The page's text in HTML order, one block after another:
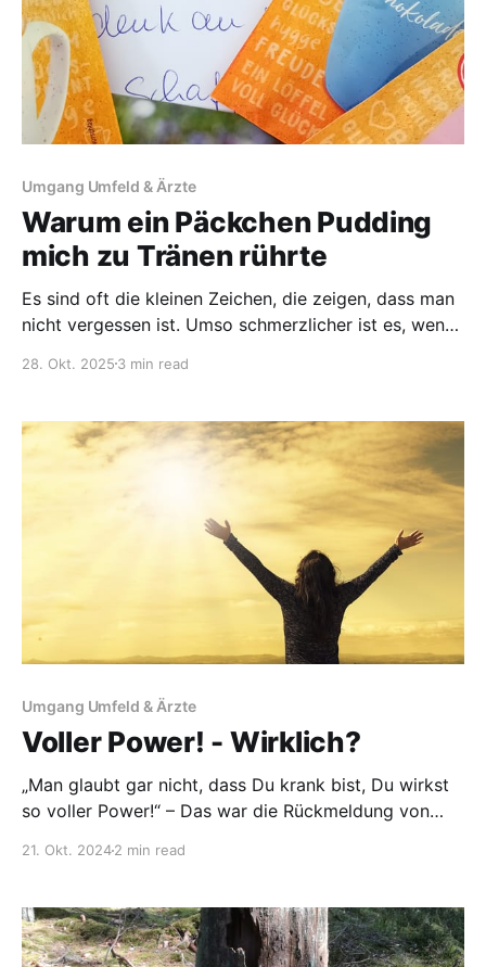
Umgang Umfeld & Ärzte
Warum ein Päckchen Pudding
mich zu Tränen rührte
Es sind oft die kleinen Zeichen, die zeigen, dass man
nicht vergessen ist. Umso schmerzlicher ist es, wenn
meinen Herzensprojekten. Ich sitze im Sessel, die
dauerhaft sein könnte, setzt sich in meinen Gedanken
fest. Wie
28. Okt. 2025 3 min read
Umgang Umfeld & Ärzte
Voller Power! - Wirklich?
„Man glaubt gar nicht, dass Du krank bist, Du wirkst
so voller Power!“ – Das war die Rückmeldung von
Zeit. Dann kommt es dem Umfeld
21. Okt. 20242 min read